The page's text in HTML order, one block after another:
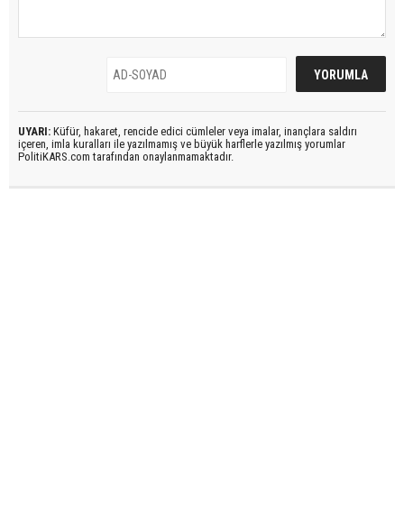
UYARI: Küfür, hakaret, rencide edici cümleler veya imalar, inançlara saldırı
içeren, imla kuralları ile yazılmamış ve büyük harflerle yazılmış yorumlar
PolitiKARS.com tarafından onaylanmamaktadır.